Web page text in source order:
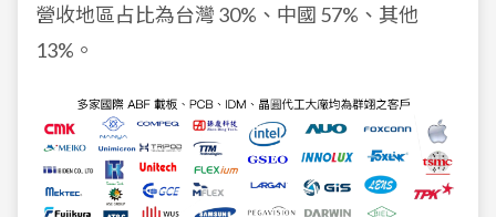
營收地區占比為台灣 30%、中國 57%、其他
13%。